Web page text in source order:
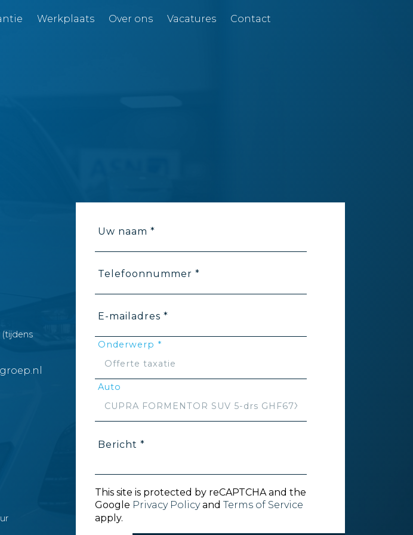
Werkplaats Over ons Vacatures Contact
(tijdens
Uw naam *
Telefoonnummer *
E-mailadres *
Onderwerp *
Auto
Bericht *
This site is protected by reCAPTCHA and the
Google Privacy Policyand Terms of Service
apply.